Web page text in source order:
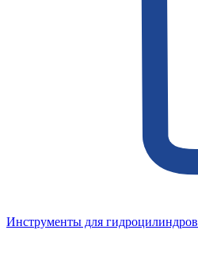
Инструменты для гидроцилиндров